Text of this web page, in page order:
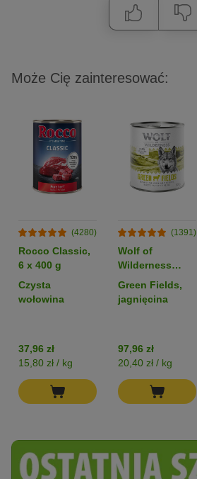
Może Cię zainteresować:
(4280)
Rocco Classic,
6 x 400 g
Czysta
wołowina
37,96 zł
15,80 zł / kg
(1391)
Wolf of
Wilderness
Monoprotein
Adult, 6 x 800 g
Green Fields,
jagnięcina
97,96 zł
20,40 zł / kg